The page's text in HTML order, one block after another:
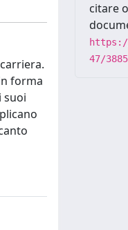
forma
suoi
citare
47/3885